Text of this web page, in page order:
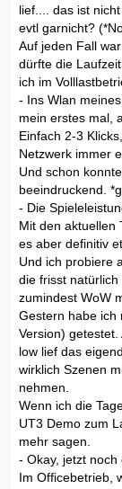
lief.... das ist
evtl garnicht?
Auf jeden Fall
dürfte die
ich im
- Ins Wlan
mein erstes mal,
Einfach 2-3
Netzwerk immer
Und schon
beeindruckend.
- Die
Mit den aktuellen
es aber definitiv
Und ich probiere
die frisst
zumindest WoW
Gestern habe ich
Version)
low lief das
wirklich Szenen
nehmen.
Wenn ich die
UT3 Demo zum
mehr sagen.
- Okay, jetzt noch
Im Officebetrieb,